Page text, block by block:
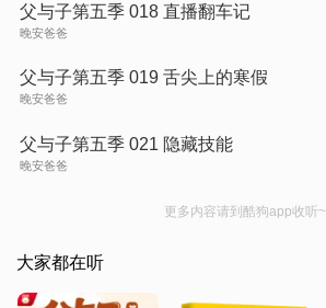
父与子第五季 018 直播翻车记
晚安爸爸
父与子第五季 019 舌尖上的寒假
晚安爸爸
父与子第五季 021 隐藏技能
晚安爸爸
更多内容请到酷狗app收听~
大家都在听